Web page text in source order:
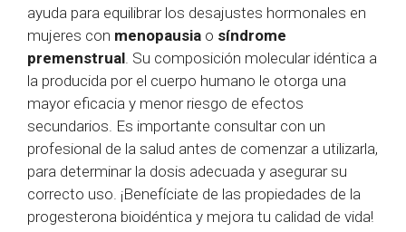
ayuda para equilibrar los desajustes hormonales en
mujeres con menopausia o síndrome
premenstrual. Su composición molecular idéntica a
la producida por el cuerpo humano le otorga una
mayor eficacia y menor riesgo de efectos
secundarios. Es importante consultar con un
profesional de la salud antes de comenzar a utilizarla,
para determinar la dosis adecuada y asegurar su
correcto uso. ¡Benefíciate de las propiedades de la
progesterona bioidéntica y mejora tu calidad de vida!